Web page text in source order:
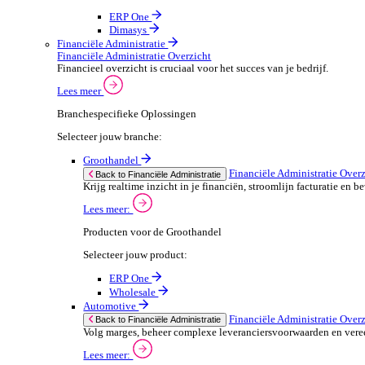
Consent
ERP Producten voor de Automotive
Selecteer jouw product:
ERP One
POS Oplossingen
POS Oplossingen Overzicht
Snelle, naadloze betaalervaring voor je klanten.
Lees meer
Branchespecifieke POS Oplossingen
Selecteer jouw branche:
Back to POS Oplossingen
Bedien je klanten snel en nauwkeuring met
POS Producten voor de Groothandel
Selecteer jouw product: